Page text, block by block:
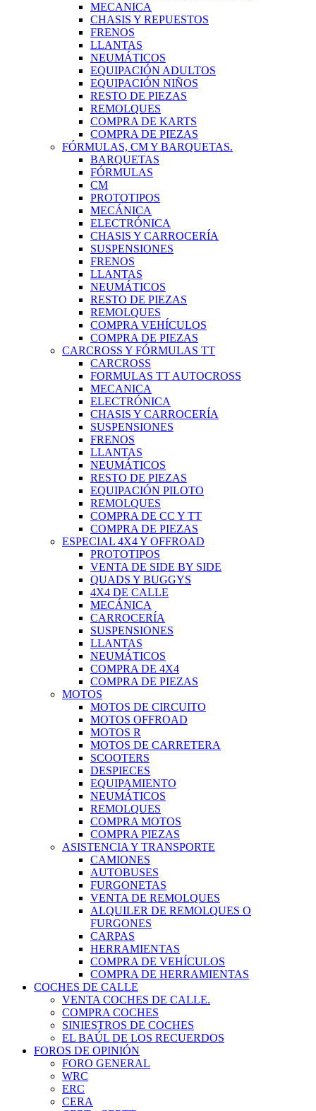
MECANICA
CHASIS Y REPUESTOS
FRENOS
LLANTAS
NEUMÁTICOS
EQUIPACIÓN ADULTOS
EQUIPACIÓN NIÑOS
RESTO DE PIEZAS
REMOLQUES
COMPRA DE KARTS
COMPRA DE PIEZAS
FÓRMULAS, CM Y BARQUETAS.
BARQUETAS
FÓRMULAS
CM
PROTOTIPOS
MECÁNICA
ELECTRÓNICA
CHASIS Y CARROCERÍA
SUSPENSIONES
FRENOS
LLANTAS
NEUMÁTICOS
RESTO DE PIEZAS
REMOLQUES
COMPRA VEHÍCULOS
COMPRA DE PIEZAS
CARCROSS Y FÓRMULAS TT
CARCROSS
FORMULAS TT AUTOCROSS
MECANICA
ELECTRÓNICA
CHASIS Y CARROCERÍA
SUSPENSIONES
FRENOS
LLANTAS
NEUMÁTICOS
RESTO DE PIEZAS
EQUIPACIÓN PILOTO
REMOLQUES
COMPRA DE CC Y TT
COMPRA DE PIEZAS
ESPECIAL 4X4 Y OFFROAD
PROTOTIPOS
VENTA DE SIDE BY SIDE
QUADS Y BUGGYS
4X4 DE CALLE
MECÁNICA
CARROCERÍA
SUSPENSIONES
LLANTAS
NEUMÁTICOS
COMPRA DE 4X4
COMPRA DE PIEZAS
MOTOS
MOTOS DE CIRCUITO
MOTOS OFFROAD
MOTOS R
MOTOS DE CARRETERA
SCOOTERS
DESPIECES
EQUIPAMIENTO
NEUMÁTICOS
REMOLQUES
COMPRA MOTOS
COMPRA PIEZAS
ASISTENCIA Y TRANSPORTE
CAMIONES
AUTOBUSES
FURGONETAS
VENTA DE REMOLQUES
ALQUILER DE REMOLQUES O
FURGONES
CARPAS
HERRAMIENTAS
COMPRA DE VEHÍCULOS
COMPRA DE HERRAMIENTAS
COCHES DE CALLE
VENTA COCHES DE CALLE.
COMPRA COCHES
SINIESTROS DE COCHES
EL BAÚL DE LOS RECUERDOS
FOROS DE OPINIÓN
FORO GENERAL
WRC
ERC
CERA